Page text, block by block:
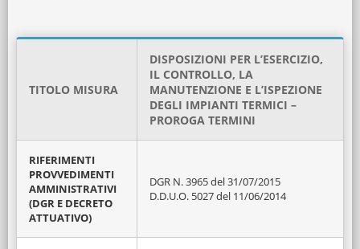
TITOLO MISURA
DISPOSIZIONI PER L’ESERCIZIO,
IL CONTROLLO, LA
MANUTENZIONE E L’ISPEZIONE
DEGLI IMPIANTI TERMICI –
PROROGA TERMINI
RIFERIMENTI
PROVVEDIMENTI
AMMINISTRATIVI
(DGR E DECRETO
ATTUATIVO)
DGR N. 3965 del 31/07/2015
D.D.U.O. 5027 del 11/06/2014